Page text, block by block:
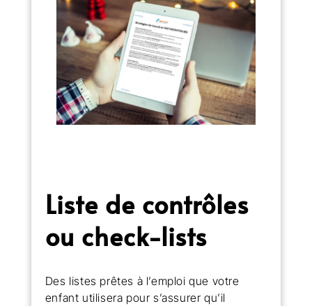
Liste de contrôles
ou check-lists
Des listes prêtes à l’emploi que votre
enfant utilisera pour s’assurer qu’il